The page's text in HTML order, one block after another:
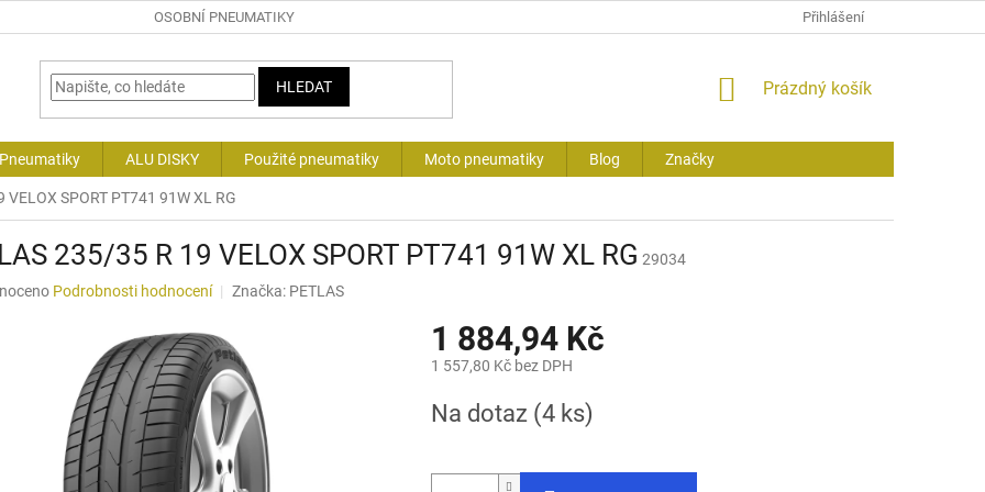
OSOBNÍ PNEUMATIKY Přihlášení
HLEDAT
NÁKUPNÍ
Prázdný košík
ALU DISKY Použité pneumatiky Moto pneumatiky Blog Značky
SPORT PT741 91W XL RG
235/35 R 19 VELOX SPORT PT741 91W XL RG 29034
Podrobnosti hodnocení Značka: PETLAS
1 884,94 Kč
1 557,80 Kč bez DPH
cena:
Na dotaz (4 ks)